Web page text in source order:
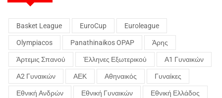
Basket League EuroCup Euroleague
Olympiacos Panathinaikos OPAP Άρης
Άρτεμις Σπανού Έλληνες Εξωτερικού Α1 Γυναικών
Α2 Γυναικών ΑΕΚ Αθηναικός Γυναίκες
Εθνική Ανδρών Εθνική Γυναικών Εθνική Ελλάδος